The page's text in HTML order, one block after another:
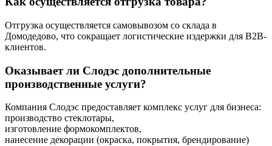
Отгрузка осуществляется самовывозом со склада в
Домодедово, что сокращает логистические издержки для B2B-
клиентов.
Оказывает ли Слодэс дополнительные
производственные услуги?
Компания Слодэс предоставляет комплекс услуг для бизнеса:
производство стеклотары,
изготовление формокомплектов,
нанесение декорации (окраска, покрытия, брендирование)